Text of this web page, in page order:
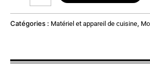
Catégories : Matériel et appareil de cuisine,